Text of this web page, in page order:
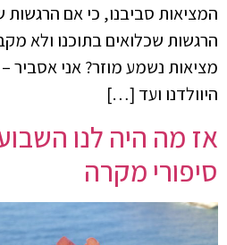
המציאות סביבנו, כי אם הרגשות
הרגשות שכלואים בתוכנו ולא
מציאות נשמע מוזר? אני אסביר –
היוולדנו ועד […]
אז מה היה לנו
סיפורי מקרה